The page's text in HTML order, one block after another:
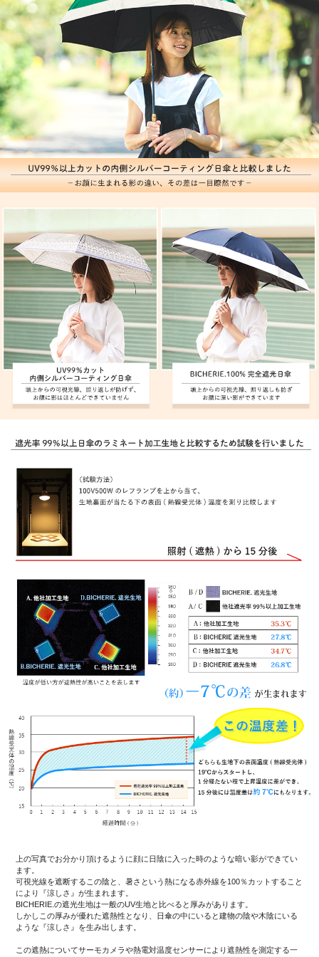
上の写真でお分かり頂けるように顔に日陰に入った時のような暗い影ができてい
ます。
可視光線を遮断するこの陰と、暑さという熱になる赤外線を100％カットすること
により『涼しさ』が生まれます。
BICHERIE.の遮光生地は一般のUV生地と比べると厚みがあります。
しかしこの厚みが優れた遮熱性となり、日傘の中にいると建物の陰や木陰にいる
ような『涼しさ』を生み出します。
この遮熱についてサーモカメラや熱電対温度センサーにより遮熱性を測定する一